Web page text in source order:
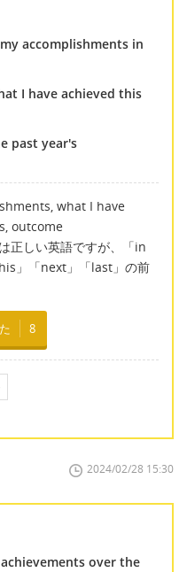
accomplishments in
I have achieved this
past year's
what I have
outcome
正しい英語ですが、「in
」「next」「last」の前
8
2024/02/28 15:30
over the